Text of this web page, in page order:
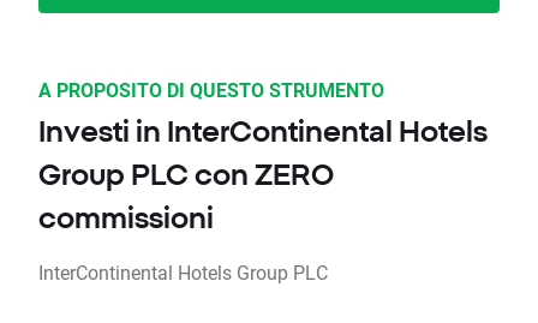
A PROPOSITO DI QUESTO STRUMENTO
Investi in InterContinental Hotels
Group PLC con ZERO
commissioni
InterContinental Hotels Group PLC